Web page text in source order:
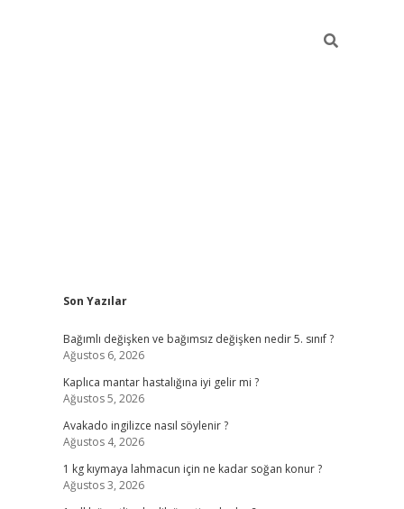
Sidebar
Son Yazılar
Bağımlı değişken ve bağımsız değişken nedir 5. sınıf ?
Ağustos 6, 2026
Kaplıca mantar hastalığına iyi gelir mi ?
Ağustos 5, 2026
Avakado ingilizce nasıl söylenir ?
Ağustos 4, 2026
1 kg kıymaya lahmacun için ne kadar soğan konur ?
Ağustos 3, 2026